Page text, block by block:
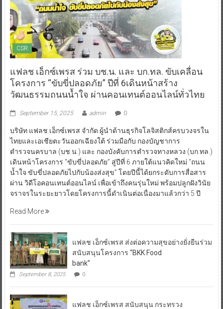
CSR
แฟลช เอ็กซ์เพรส ร่วม บช.น. และ บก.ทล. ขับเคลื่อน
โครงการ “ขับขี่ปลอดภัย” ปีที่ 6เดินหน้าสร้าง
วัฒนธรรมถนนน้ำใจ ผ่านคอนเทนต์ออนไลน์ทั่วไทย
September 15, 2025 admin 0
บริษัท แฟลช เอ็กซ์เพรส จำกัด ผู้นำด้านธุรกิจโลจิสติกส์ครบวงจรใน
ไทยและเอเชียตะวันออกเฉียงใต้ ร่วมมือกับ กองบัญชาการ
ตำรวจนครบาล (บช.น.) และ กองบังคับการตำรวจทางหลวง (บก.ทล.)
เดินหน้าโครงการ “ขับขี่ปลอดภัย” สู่ปีที่ 6 ภายใต้แนวคิดใหม่ “ถนน
น้ำใจ ขับขี่ปลอดภัยไปกับน้องส่งสุข” โดยปีนี้ได้ยกระดับการสื่อสาร
ผ่าน วิดีโอคอนเทนต์ออนไลน์ เพื่อเข้าถึงคนรุ่นใหม่ พร้อมปลูกฝังวินัย
จราจรในระยะยาวโดยโครงการนี้ดำเนินต่อเนื่องมาแล้วกว่า 5 ปี
Read More
แฟลช เอ็กซ์เพรส ส่งต่อความสุขอย่างยั่งยืนร่วม
สนับสนุนโครงการ “BKK Food
bank”
September 8, 2025 0
แฟลช เอ็กซ์เพรส สนับสนุน กระทรวง